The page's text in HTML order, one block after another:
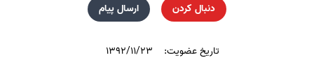
دنبال کردن ارسال پیام
تاریخ عضویت: ۱۳۹۲/۱۱/۲۳